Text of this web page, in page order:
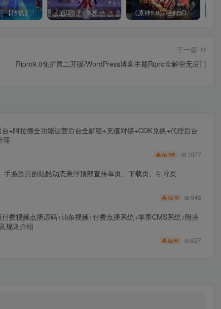
[一键安装] 【转载】原神3.4真端服务端+源码+配套客户端+详尽说明+GM工具+源码说明文件 《崩坏3 7.9单机一键端》养成类角色扮演3D二次元游戏、单机一键端、全角色可用、无限资源、附带保姆级安装教程 《原神5.0》经典3D冒险端游+Win系一键服务端+配套PC客户端+新版割草机+全系卡池文件
下一篇
Ripro9.0免扩展二开版/WordPress博客主题Ripro全解密无后门
+阿拉德全功能运营后台全解密+充值对接+CDK兑换+代理后台
理
100 1077
手游漂亮的炫酷动态悬浮顶部宣传单页、下载页、引导页
10 948
费视频点播源码+油条视频+付费点播系统+苹果CMS系统+附搭
规则介绍
60 827